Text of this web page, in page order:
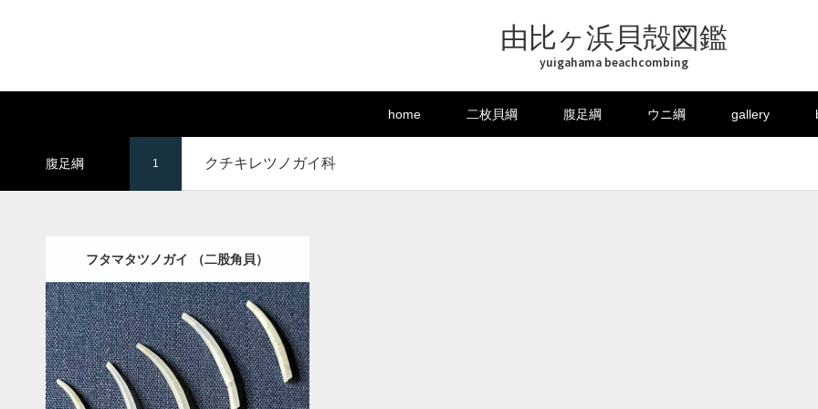
由比ヶ浜貝殻図鑑
yuigahama beachcombing
home 二枚貝綱 腹足綱 ウニ綱 gallery
腹足綱 1 クチキレツノガイ科
フタマタツノガイ （二股角貝）
Update:2021.05.19
Category:クチキレツノガイ科
Detail